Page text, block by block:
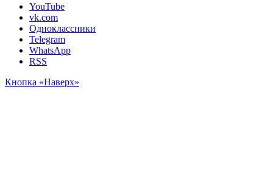
YouTube
vk.com
Одноклассники
Telegram
WhatsApp
RSS
Кнопка «Наверх»